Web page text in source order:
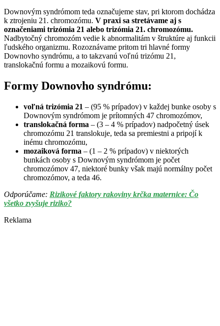
Downovým syndrómom teda označujeme stav, pri ktorom dochádza
k ztrojeniu 21. chromozómu. V praxi sa stretávame aj s
označeniami trizómia 21 alebo trizómia 21. chromozómu.
Nadbytočný chromozóm vedie k abnormalitám v štruktúre aj funkcii
ľudského organizmu. Rozoznávame pritom tri hlavné formy
Downovho syndrómu, a to takzvanú voľnú trizómu 21,
translokačnú formu a mozaikovú formu.
Formy Downovho syndrómu:
voľná trizómia 21 – (95 % prípadov) v každej bunke osoby s
Downovým syndrómom je prítomných 47 chromozómov,
translokačná forma – (3 – 4 % prípadov) nadpočetný úsek
chromozómu 21 translokuje, teda sa premiestni a pripojí k
inému chromozómu,
mozaiková forma – (1 – 2 % prípadov) v niektorých
bunkách osoby s Downovým syndrómom je počet
chromozómov 47, niektoré bunky však majú normálny počet
chromozómov, a teda 46.
Odporúčame: Rizikové faktory rakoviny krčka maternice: Čo
všetko zvyšuje riziko?
Reklama